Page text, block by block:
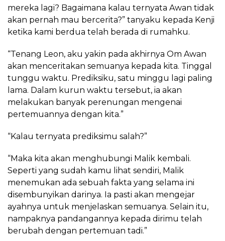
mereka lagi? Bagaimana kalau ternyata Awan tidak
akan pernah mau bercerita?” tanyaku kepada Kenji
ketika kami berdua telah berada di rumahku.
“Tenang Leon, aku yakin pada akhirnya Om Awan
akan menceritakan semuanya kepada kita. Tinggal
tunggu waktu. Prediksiku, satu minggu lagi paling
lama. Dalam kurun waktu tersebut, ia akan
melakukan banyak perenungan mengenai
pertemuannya dengan kita.”
“Kalau ternyata prediksimu salah?”
“Maka kita akan menghubungi Malik kembali.
Seperti yang sudah kamu lihat sendiri, Malik
menemukan ada sebuah fakta yang selama ini
disembunyikan darinya. Ia pasti akan mengejar
ayahnya untuk menjelaskan semuanya. Selain itu,
nampaknya pandangannya kepada dirimu telah
berubah dengan pertemuan tadi.”